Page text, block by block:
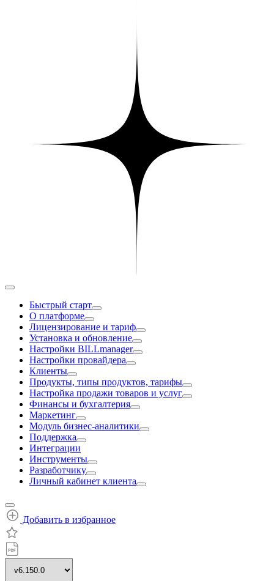
Быстрый старт
О платформе
Лицензирование и тариф
Установка и обновление
Настройки BILLmanager
Настройки провайдера
Клиенты
Продукты, типы продуктов, тарифы
Настройка продажи товаров и услуг
Финансы и бухгалтерия
Маркетинг
Модуль бизнес-аналитики
Поддержка
Интеграции
Инструменты
Разработчику
Личный кабинет клиента
Добавить в избранное